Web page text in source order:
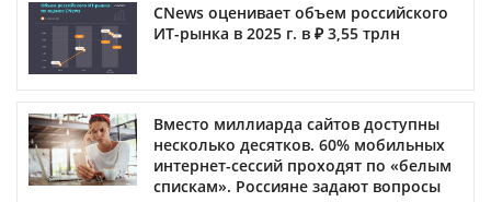
CNews оценивает объем российского
ИТ-рынка в 2025 г. в ₽ 3,55 трлн
Вместо миллиарда сайтов доступны
несколько десятков. 60% мобильных
интернет-сессий проходят по «белым
спискам». Россияне задают вопросы